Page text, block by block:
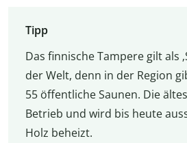
Tipp
Das finnische Tampere gilt als
der Welt, denn in der Region
55 öffentliche Saunen. Die
Betrieb und wird bis heute
Holz beheizt.